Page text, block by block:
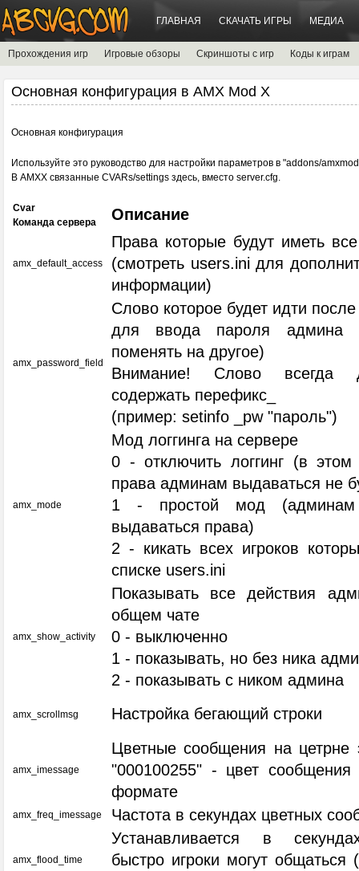
ГЛАВНАЯ СКАЧАТЬ ИГРЫ МЕДИА
Прохождения игр Игровые обзоры Скриншоты с игр Коды к играм
Основная конфигурация в AMX Mod X
Основная конфигурация
Используйте это руководство для настройки параметров в "addons/
В AMXX связанные CVARs/settings здесь, вместо server.cfg.
Cvar
Команда сервера
Описание
amx_default_access
Права которые будут иметь все
(смотреть users.ini для
информации)
amx_password_field
Слово которое будет идти
для ввода пароля админа
поменять на другое)
Внимание! Слово всегда
содержать перефикс_
(пример: setinfo _pw "пароль")
amx_mode
Мод логгинга на сервере
0 - отключить логгинг (в этом
права админам выдаваться не
1 - простой мод (админам
выдаваться права)
2 - кикать всех игроков
списке users.ini
amx_show_activity
Показывать все действия
общем чате
0 - выключенно
1 - показывать, но без ника
2 - показывать с ником админа
amx_scrollmsg Настройка бегающий строки
amx_imessage
Цветные сообщения на цетрне
"000100255" - цвет
формате
amx_freq_imessage Частота в секундах цветных
amx_flood_time
Устанавливается в
быстро игроки могут общаться